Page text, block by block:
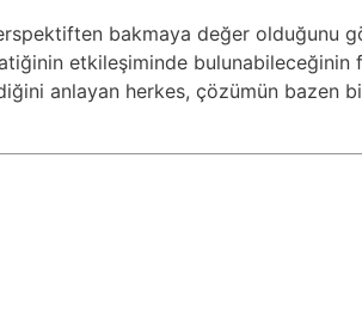
bakmaya değer olduğunu
etkileşiminde bulunabileceğinin
anlayan herkes, çözümün bazen